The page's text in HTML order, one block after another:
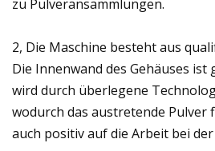
zu Pulveransammlungen.
2, Die Maschine besteht aus
Die Innenwand des Gehäuses
wird durch überlegene
wodurch das austretende Pulver
auch positiv auf die Arbeit bei